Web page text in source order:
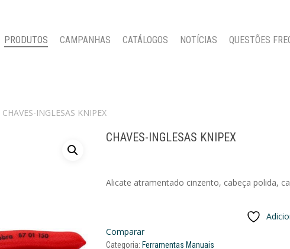
PRODUTOS CAMPANHAS CATÁLOGOS NOTÍCIAS QUESTÕES
CHAVES-INGLESAS KNIPEX
CHAVES-INGLESAS KNIPEX
Alicate atramentado cinzento, cabeça polida,
Comparar
Categoria: Ferramentas Manuais